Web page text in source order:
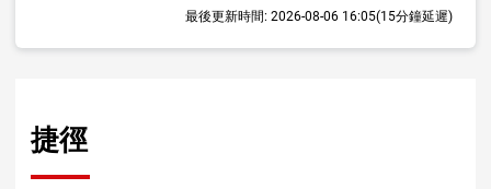
最後更新時間: 2026-08-06 16:05(15分鐘延遲)
捷徑